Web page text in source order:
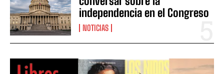
independencia en el Congreso
NOTICIAS